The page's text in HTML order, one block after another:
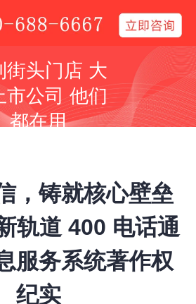
理中心
台技术服务商
电话
街头门店 大
市公司 他们
都在用
，铸就核心壁垒
道 400 电话通
服务系统著作权
纪实